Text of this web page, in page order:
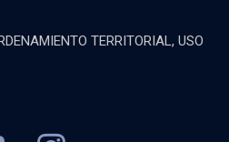
TERRITORIAL, USO